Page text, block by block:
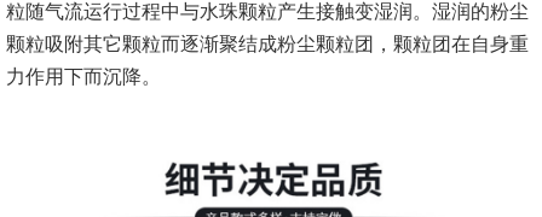
粒随气流运行过程中与水珠颗粒产生接触变湿润。湿润的粉尘
颗粒吸附其它颗粒而逐渐聚结成粉尘颗粒团，颗粒团在自身重
力作用下而沉降。